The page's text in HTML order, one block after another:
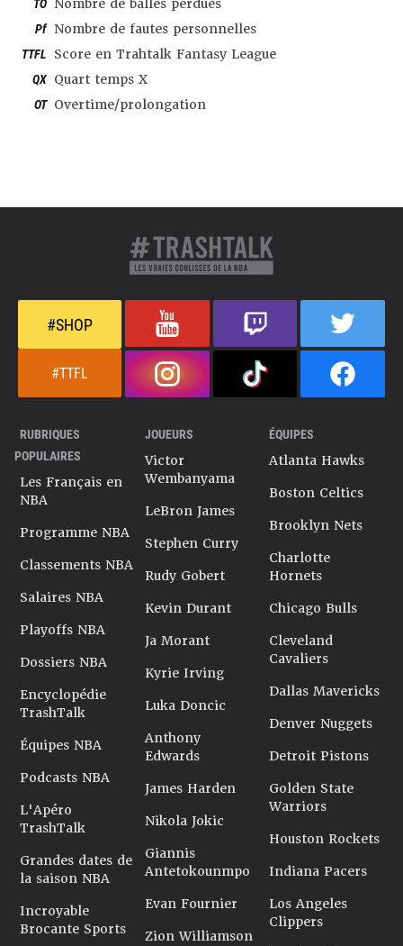
Nombre de balles perdues
Pf Nombre de fautes personnelles
TTFL Score en Trahtalk Fantasy League
QX Quart temps X
OT Overtime/prolongation
#SHOP
#TTFL
RUBRIQUES
POPULAIRES
Les Français en
NBA
Programme NBA
Classements NBA
Salaires NBA
Playoffs NBA
Dossiers NBA
Encyclopédie
TrashTalk
Équipes NBA
Podcasts NBA
L'Apéro
TrashTalk
Grandes dates de
la saison NBA
Incroyable
Brocante Sports
JOUEURS
Victor
Wembanyama
LeBron James
Stephen Curry
Rudy Gobert
Kevin Durant
Ja Morant
Kyrie Irving
Luka Doncic
Anthony
Edwards
James Harden
Nikola Jokic
Giannis
Antetokounmpo
Evan Fournier
Zion Williamson
ÉQUIPES
Atlanta Hawks
Boston Celtics
Brooklyn Nets
Charlotte
Hornets
Chicago Bulls
Cleveland
Cavaliers
Dallas Mavericks
Denver Nuggets
Detroit Pistons
Golden State
Warriors
Houston Rockets
Indiana Pacers
Los Angeles
Clippers